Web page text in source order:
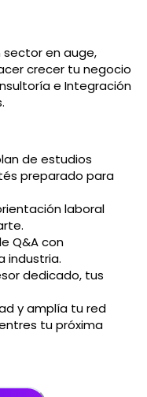
sector en auge,
crecer tu negocio
e Integración
de estudios
preparado para
laboral
Q&A con
industria.
dedicado, tus
y amplía tu red
tu próxima